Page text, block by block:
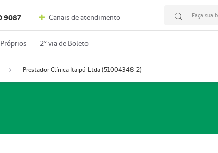
9087 Canais de atendimento Faça sua
2º via de Boleto
Prestador Clínica Itaipú Ltda (51004348-2)